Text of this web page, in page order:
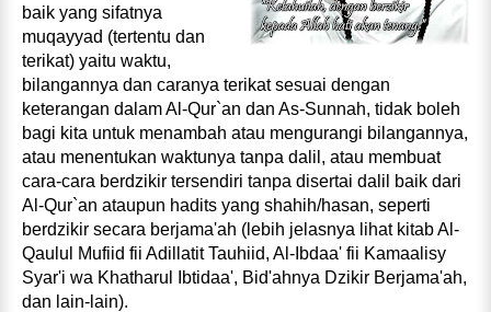
baik yang sifatnya
muqayyad (tertentu dan
terikat) yaitu waktu,
bilangannya dan caranya terikat sesuai dengan
keterangan dalam Al-Qur`an dan As-Sunnah, tidak boleh
bagi kita untuk menambah atau mengurangi bilangannya,
atau menentukan waktunya tanpa dalil, atau membuat
cara-cara berdzikir tersendiri tanpa disertai dalil baik dari
Al-Qur`an ataupun hadits yang shahih/hasan, seperti
berdzikir secara berjama'ah (lebih jelasnya lihat kitab Al-
Qaulul Mufiid fii Adillatit Tauhiid, Al-Ibdaa' fii Kamaalisy
Syar'i wa Khatharul Ibtidaa', Bid'ahnya Dzikir Berjama'ah,
dan lain-lain).